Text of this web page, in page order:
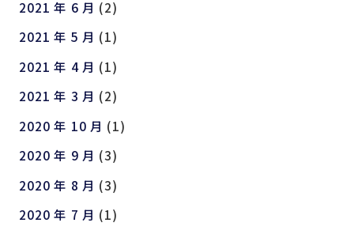
2021 年 6 月 (2)
2021 年 5 月 (1)
2021 年 4 月 (1)
2021 年 3 月 (2)
2020 年 10 月 (1)
2020 年 9 月 (3)
2020 年 8 月 (3)
2020 年 7 月 (1)